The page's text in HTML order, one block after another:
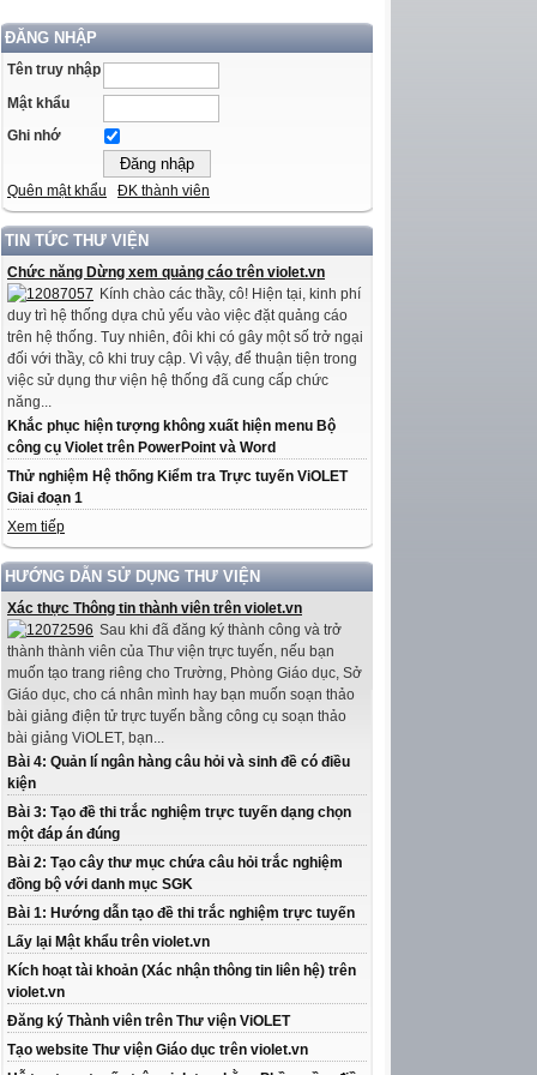
ĐĂNG NHẬP
Tên truy nhập
Mật khẩu
Ghi nhớ
Quên mật khẩu ĐK thành viên
TIN TỨC THƯ VIỆN
Chức năng Dừng xem quảng cáo trên violet.vn
Kính chào các thầy, cô! Hiện tại, kinh phí
duy trì hệ thống dựa chủ yếu vào việc đặt quảng cáo
trên hệ thống. Tuy nhiên, đôi khi có gây một số trở ngại
đối với thầy, cô khi truy cập. Vì vậy, để thuận tiện trong
việc sử dụng thư viện hệ thống đã cung cấp chức
năng...
Khắc phục hiện tượng không xuất hiện menu Bộ
công cụ Violet trên PowerPoint và Word
Thử nghiệm Hệ thống Kiểm tra Trực tuyến ViOLET
Giai đoạn 1
Xem tiếp
HƯỚNG DẪN SỬ DỤNG THƯ VIỆN
Xác thực Thông tin thành viên trên violet.vn
Sau khi đã đăng ký thành công và trở
thành thành viên của Thư viện trực tuyến, nếu bạn
muốn tạo trang riêng cho Trường, Phòng Giáo dục, Sở
Giáo dục, cho cá nhân mình hay bạn muốn soạn thảo
bài giảng điện tử trực tuyến bằng công cụ soạn thảo
bài giảng ViOLET, bạn...
Bài 4: Quản lí ngân hàng câu hỏi và sinh đề có điều
kiện
Bài 3: Tạo đề thi trắc nghiệm trực tuyến dạng chọn
một đáp án đúng
Bài 2: Tạo cây thư mục chứa câu hỏi trắc nghiệm
đồng bộ với danh mục SGK
Bài 1: Hướng dẫn tạo đề thi trắc nghiệm trực tuyến
Lấy lại Mật khẩu trên violet.vn
Kích hoạt tài khoản (Xác nhận thông tin liên hệ) trên
violet.vn
Đăng ký Thành viên trên Thư viện ViOLET
Tạo website Thư viện Giáo dục trên violet.vn